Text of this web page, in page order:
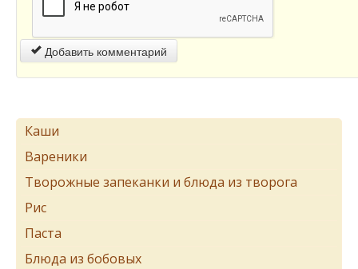
Добавить комментарий
Каши
Вареники
Творожные запеканки и блюда из творога
Рис
Паста
Блюда из бобовых